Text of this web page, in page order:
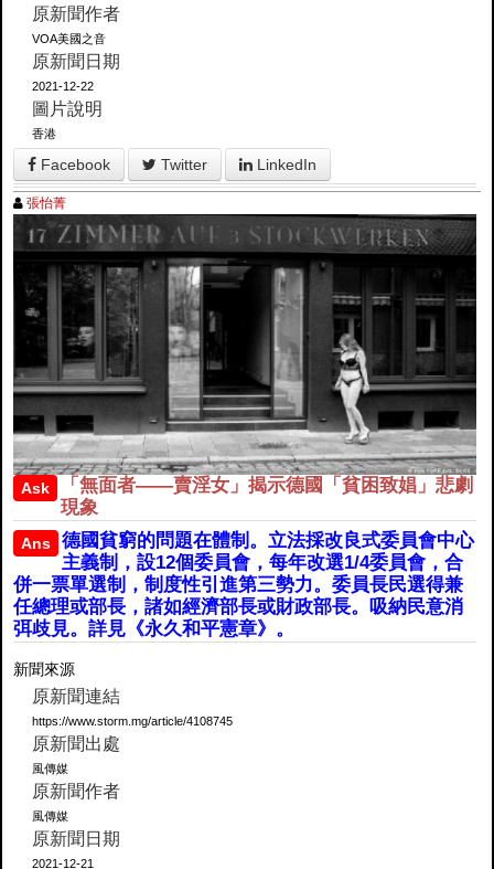
原新聞作者
VOA美國之音
原新聞日期
2021-12-22
圖片說明
香港
Facebook Twitter LinkedIn
張怡菁
Ask
「無面者——賣淫女」揭示德國「貧困致娼」悲劇
現象
Ans
德國貧窮的問題在體制。立法採改良式委員會中心
主義制，設12個委員會，每年改選1/4委員會，合
併一票單選制，制度性引進第三勢力。委員長民選得兼
任總理或部長，諸如經濟部長或財政部長。吸納民意消
弭歧見。詳見《永久和平憲章》。
新聞來源
原新聞連結
https://www.storm.mg/article/4108745
原新聞出處
風傳媒
原新聞作者
風傳媒
原新聞日期
2021-12-21